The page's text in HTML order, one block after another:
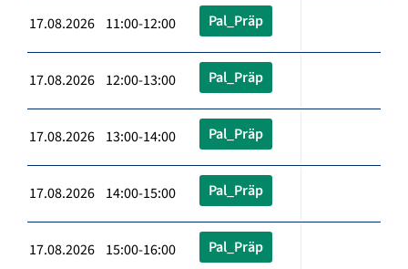
17.08.2026 11:00-12:00 Pal_Präp
17.08.2026 12:00-13:00 Pal_Präp
17.08.2026 13:00-14:00 Pal_Präp
17.08.2026 14:00-15:00 Pal_Präp
17.08.2026 15:00-16:00 Pal_Präp